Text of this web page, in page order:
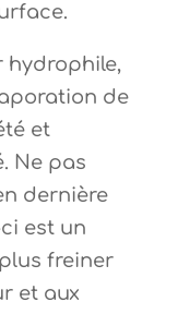
hydrophile,
de
et
Ne pas
dernière
est un
freiner
et aux